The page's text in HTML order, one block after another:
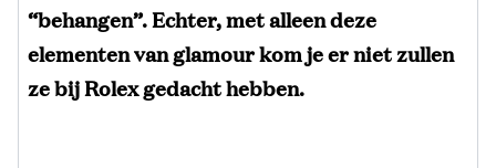
“behangen”. Echter, met alleen deze
elementen van glamour kom je er niet zullen
ze bij Rolex gedacht hebben.